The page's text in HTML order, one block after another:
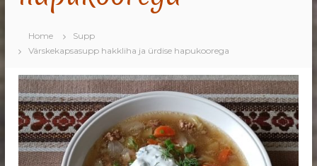
Home
Supp
Värskekapsasupp hakkliha ja ürdise hapukoorega